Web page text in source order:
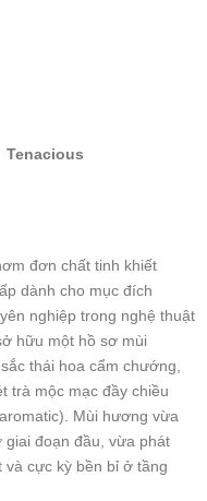
Tenacious
đơn chất tinh khiết
dành cho mục đích
nghiệp trong nghệ thuật
hữu một hồ sơ mùi
thái hoa cẩm chướng,
trà mộc mạc đầy chiều
Mùi hương vừa
giai đoạn đầu, vừa phát
cực kỳ bền bỉ ở tầng